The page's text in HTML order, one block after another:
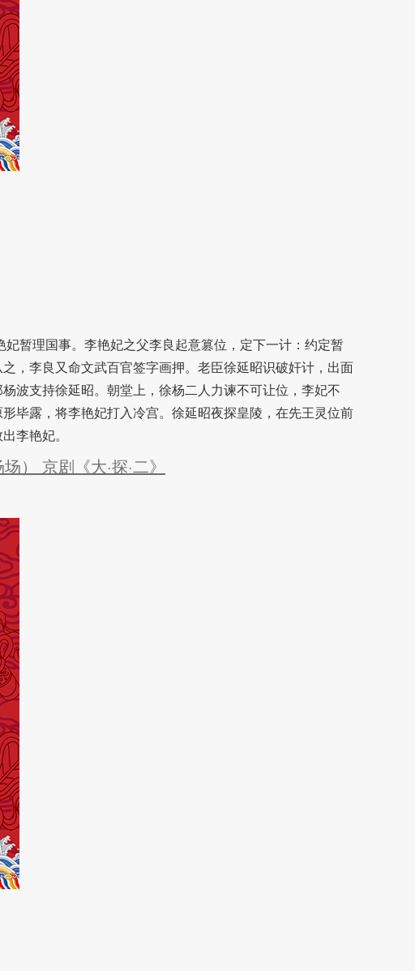
暂理国事。李艳妃之父李良起意篡位，定下一计：约定暂
，李良又命文武百官签字画押。老臣徐延昭识破奸计，出面
波支持徐延昭。朝堂上，徐杨二人力谏不可让位，李妃不
毕露，将李艳妃打入冷宫。徐延昭夜探皇陵，在先王灵位前
李艳妃。
） 京剧《大·探·二》